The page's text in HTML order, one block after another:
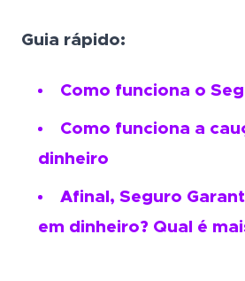
Guia rápido:
Como funciona o
Como funciona a
dinheiro
Afinal, Seguro
em dinheiro? Qual é